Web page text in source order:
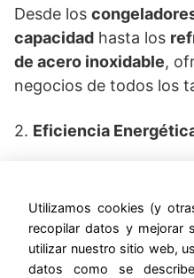
Desde los
capacidad hasta los
de acero inoxidable,
negocios de todos los
2. Eficiencia
consistemas de
ecológico R-290, lo
ambiental y el
Utilizamos cookies (y
recopilar datos y mejorar
utilizar nuestro sitio web,
datos como se